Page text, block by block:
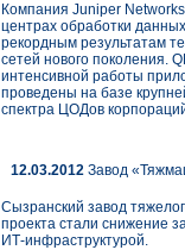
Компания Juniper
центрах обработки
рекордным результатам
сетей нового поколения.
интенсивной работы
проведены на базе
спектра ЦОДов
12.03.2012 Завод
Сызранский завод
проекта стали снижение
ИТ-инфраструктурой.